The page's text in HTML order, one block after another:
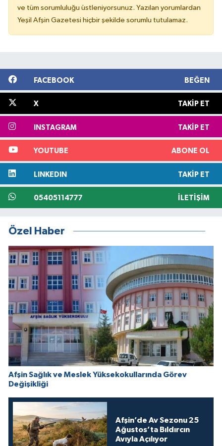
ve tüm sorumluluğu üstleniyorsunuz. Yazılan yorumlardan
Yeşil Afşin Gazetesi hiçbir şekilde sorumlu tutulamaz.
FACEBOOK BEĞEN
X TAKIP ET
INSTAGRAM TAKIP ET
YOUTUBE ABONE OL
LINKEDIN TAKIP ET
05405114777 İLETIŞIM
Özel Haber
Afşin Sağlık ve Meslek Yüksekokullarında Görev
Değişikliği
Afşin’de Av Sezonu 25
Ağustos’ta Bıldırcın
Avıyla Açılıyor